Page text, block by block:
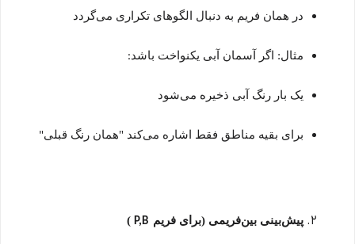
در همان فریم به دنبال الگوهای تکراری می‌گردد
مثال: اگر آسمان آبی یکنواخت باشد:
یک بار رنگ آبی ذخیره می‌شود
برای بقیه مناطق فقط اشاره می‌کند "همان رنگ قبلی"
پیش‌بینی بین‌فریمی (برای فریم )